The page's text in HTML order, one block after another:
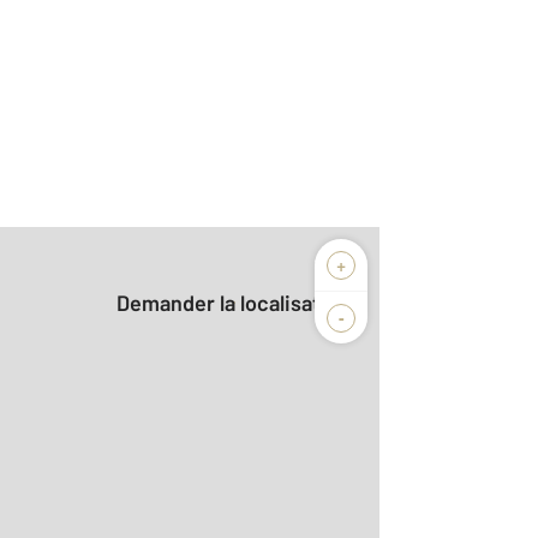
+
-
Demander la localisation